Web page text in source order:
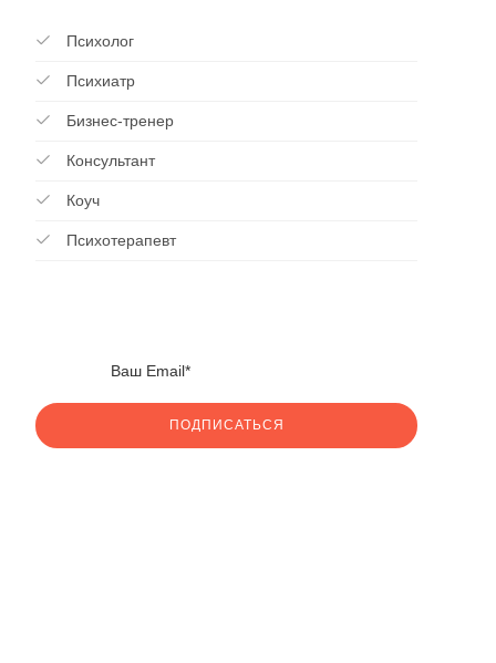
Психолог
Психиатр
Бизнес-тренер
Консультант
Коуч
Психотерапевт
ПОДПИСАТЬСЯ